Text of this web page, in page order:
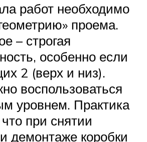
работ необходимо
проема.
– строгая
особенно если
2 (верх и низ).
воспользоваться
уровнем. Практика
при снятии
демонтаже коробки